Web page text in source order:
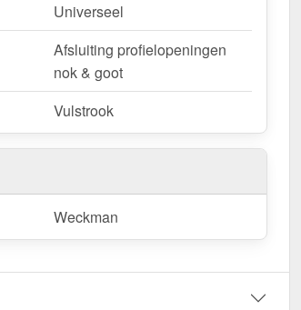
Universeel
Afsluiting profielopeningen
nok & goot
Vulstrook
Weckman